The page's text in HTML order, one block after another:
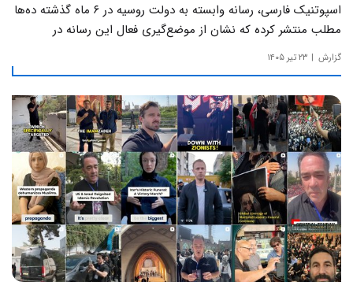
اسپوتنیک فارسی، رسانه وابسته به دولت روسیه در ۶ ماه گذشته ده‌ها
مطلب منتشر کرده که نشان از موضع‌گیری فعال این رسانه‌ در
حساس‌ترین مسائل چالش‌های داخلی ایران دارد.
گزارش ۲۳ تیر ۱۴۰۵